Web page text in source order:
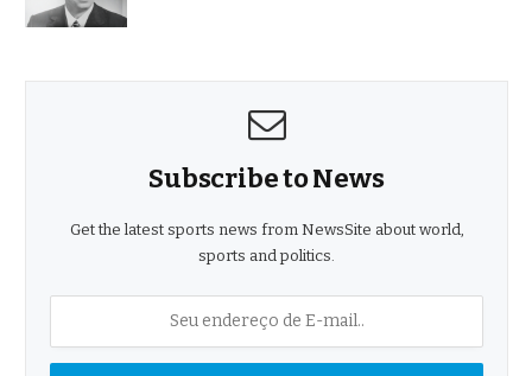
Subscribe to News
Get the latest sports news from NewsSite about world,
sports and politics.